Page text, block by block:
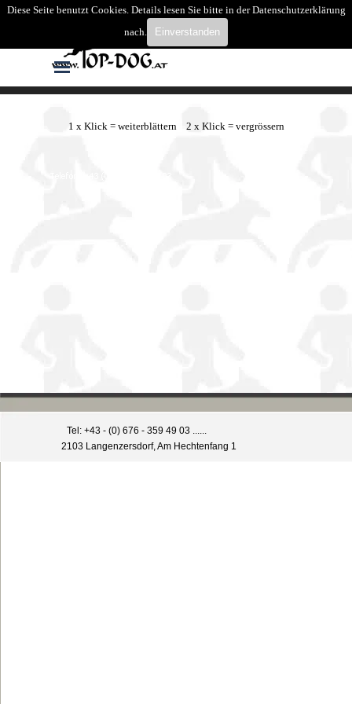
Diese Seite benutzt Cookies. Details lesen Sie bitte in der Datenschutzerklärung
nach.
Einverstanden
Direkt zum Seiteninhalt
Menü überspringen
Suchen
1 x Klick = weiterblättern 2 x Klick = vergrössern
Tel: +43 - (0) 676 - 359 49 03 ......
2103 Langenzersdorf, Am Hechtenfang 1